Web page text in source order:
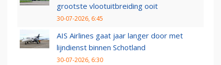
grootste vlootuitbreiding ooit
30-07-2026, 6:45
AIS Airlines gaat jaar langer door met
lijndienst binnen Schotland
30-07-2026, 6:30